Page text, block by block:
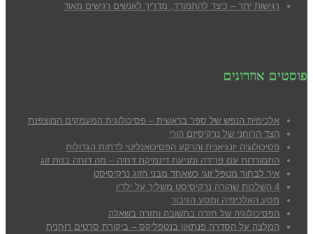
רגישות יתר – כיצד להתמודד, מדריך לאנשים רגישים מאוד
פוסטים אחרונים
אלכימית הנפש של ספר בראשית – פסיכולוגית המעמקים המוצפנת
הצד הרוחני של נרקיסיזם הורי
פסיכולוגיה יונגיאנית והרקע הפסיכואנליטי לדתות הגדולות
התמודדות עם פרידה ומניעת דינמיקת דחיה – מה דוחה בנות זוג
איך לבחור מטפל זוגי כשאחד מבני הזוג נרקיסיסט
4 השלכות שהורה נרקיסיסט משליך על ילדיו
מסע האלכימיה ומסע הגיבור
הפסיכולוגיה של חזרה בתשובה וחזרה בשאלה
המלצה על הסדרה פנתאון בנטפליקס – ביקורת סרטים רוחנית